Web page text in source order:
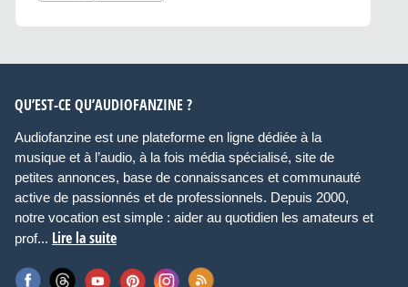
QU’EST-CE QU’AUDIOFANZINE ?
Audiofanzine est une plateforme en ligne dédiée à la
musique et à l’audio, à la fois média spécialisé, site de
petites annonces, base de connaissances et communauté
active de passionnés et de professionnels. Depuis 2000,
notre vocation est simple : aider au quotidien les amateurs et
prof... Lire la suite